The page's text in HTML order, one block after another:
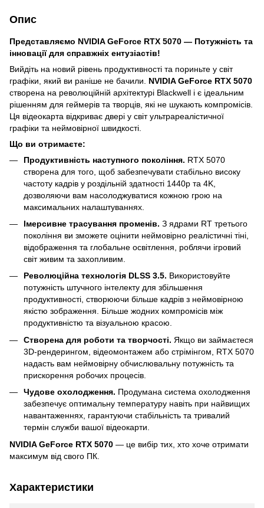
Опис
Представляємо NVIDIA GeForce RTX 5070 — Потужність та
інновації для справжніх ентузіастів!
Вийдіть на новий рівень продуктивності та пориньте у світ
графіки, який ви раніше не бачили. NVIDIA GeForce RTX 5070
створена на революційній архітектурі Blackwell і є ідеальним
рішенням для геймерів та творців, які не шукають компромісів.
Ця відеокарта відкриває двері у світ ультрареалістичної
графіки та неймовірної швидкості.
Що ви отримаєте:
Продуктивність наступного покоління. RTX 5070
створена для того, щоб забезпечувати стабільно високу
частоту кадрів у роздільній здатності 1440p та 4K,
дозволяючи вам насолоджуватися кожною грою на
максимальних налаштуваннях.
Імерсивне трасування променів. З ядрами RT третього
покоління ви зможете оцінити неймовірно реалістичні тіні,
відображення та глобальне освітлення, роблячи ігровий
світ живим та захопливим.
Революційна технологія DLSS 3.5. Використовуйте
потужність штучного інтелекту для збільшення
продуктивності, створюючи більше кадрів з неймовірною
якістю зображення. Більше жодних компромісів між
продуктивністю та візуальною красою.
Створена для роботи та творчості. Якщо ви займаєтеся
3D-рендерингом, відеомонтажем або стрімінгом, RTX 5070
надасть вам неймовірну обчислювальну потужність та
прискорення робочих процесів.
Чудове охолодження. Продумана система охолодження
забезпечує оптимальну температуру навіть при найвищих
навантаженнях, гарантуючи стабільність та тривалий
термін служби вашої відеокарти.
NVIDIA GeForce RTX 5070 — це вибір тих, хто хоче отримати
максимум від свого ПК.
Характеристики